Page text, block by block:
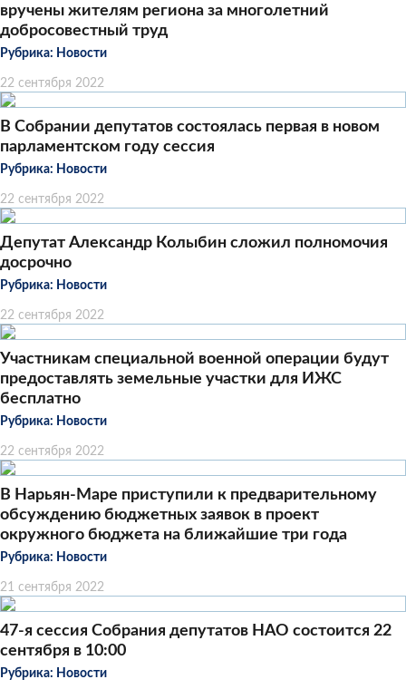
вручены жителям региона за многолетний
добросовестный труд
Рубрика: Новости
22 сентября 2022
В Собрании депутатов состоялась первая в новом
парламентском году сессия
Рубрика: Новости
22 сентября 2022
Депутат Александр Колыбин сложил полномочия
досрочно
Рубрика: Новости
22 сентября 2022
Участникам специальной военной операции будут
предоставлять земельные участки для ИЖС
бесплатно
Рубрика: Новости
22 сентября 2022
В Нарьян-Маре приступили к предварительному
обсуждению бюджетных заявок в проект
окружного бюджета на ближайшие три года
Рубрика: Новости
21 сентября 2022
47-я сессия Собрания депутатов НАО состоится 22
сентября в 10:00
Рубрика: Новости